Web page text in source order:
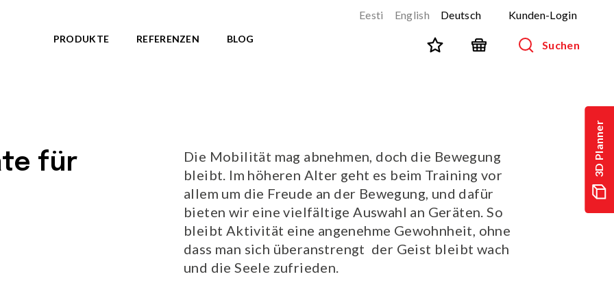
3D Planner
Eesti English Deutsch Kunden-Login
PRODUKTE REFERENZEN BLOG Suchen
TRIBUTE TO WILDLIFE
ARKTIS Serie
OCTO Serie
ZODIAC Serie
AMAZON Serie
Parkbänke
Abfallbehälter
Fahrradständer
Zäune
Geräte für Hundeparks (Agility)
für
Die Mobilität mag abnehmen, doch die Bewegung
bleibt. Im höheren Alter geht es beim Training vor
allem um die Freude an der Bewegung, und dafür
bieten wir eine vielfältige Auswahl an Geräten. So
bleibt Aktivität eine angenehme Gewohnheit, ohne
dass man sich überanstrengt  der Geist bleibt wach
und die Seele zufrieden.